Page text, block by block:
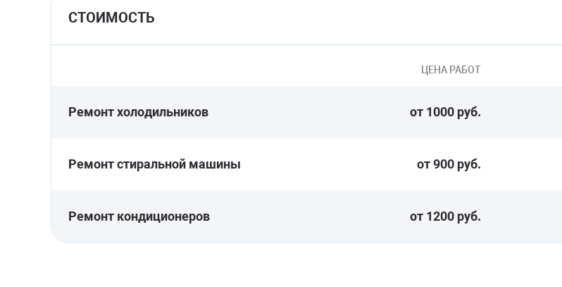
СТОИМОСТЬ
ЦЕНА РАБОТ
Ремонт холодильников от 1000 руб.
Ремонт стиральной машины от 900 руб.
Ремонт кондиционеров от 1200 руб.